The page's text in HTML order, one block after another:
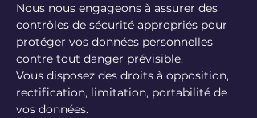
Nous nous engageons à assurer des
contrôles de sécurité appropriés pour
protéger vos données personnelles
contre tout danger prévisible.
Vous disposez des droits à opposition,
rectification, limitation, portabilité de
vos données.